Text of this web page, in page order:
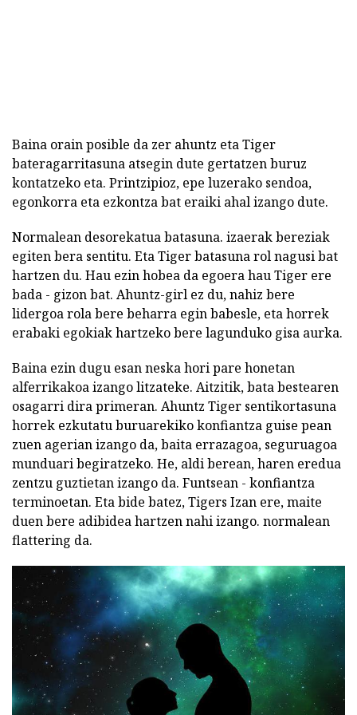
Baina orain posible da zer ahuntz eta Tiger
bateragarritasuna atsegin dute gertatzen buruz
kontatzeko eta. Printzipioz, epe luzerako sendoa,
egonkorra eta ezkontza bat eraiki ahal izango dute.
Normalean desorekatua batasuna. izaerak bereziak
egiten bera sentitu. Eta Tiger batasuna rol nagusi bat
hartzen du. Hau ezin hobea da egoera hau Tiger ere
bada - gizon bat. Ahuntz-girl ez du, nahiz bere
lidergoa rola bere beharra egin babesle, eta horrek
erabaki egokiak hartzeko bere lagunduko gisa aurka.
Baina ezin dugu esan neska hori pare honetan
alferrikakoa izango litzateke. Aitzitik, bata bestearen
osagarri dira primeran. Ahuntz Tiger sentikortasuna
horrek ezkutatu buruarekiko konfiantza guise pean
zuen agerian izango da, baita errazagoa, seguruagoa
munduari begiratzeko. He, aldi berean, haren eredua
zentzu guztietan izango da. Funtsean - konfiantza
terminoetan. Eta bide batez, Tigers Izan ere, maite
duen bere adibidea hartzen nahi izango. normalean
flattering da.